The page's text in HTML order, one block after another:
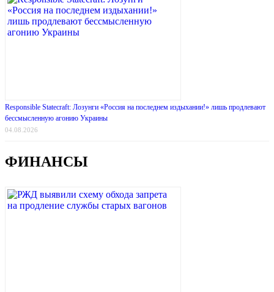
Responsible Statecraft: Лозунги «Россия на последнем издыхании!» лишь продлевают
бессмысленную агонию Украины
04.08.2026
ФИНАНСЫ